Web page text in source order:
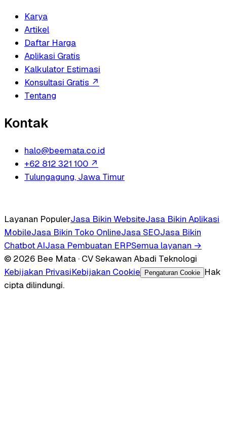
Karya
Artikel
Daftar Harga
Aplikasi Gratis
Kalkulator Estimasi
Konsultasi Gratis ↗
Tentang
Kontak
halo@beemata.co.id
+62 812 321 100 ↗
Tulungagung, Jawa Timur
Layanan PopulerJasa Bikin WebsiteJasa Bikin Aplikasi
MobileJasa Bikin Toko OnlineJasa SEOJasa Bikin
Chatbot AIJasa Pembuatan ERPSemua layanan →
© 2026 Bee Mata · CV Sekawan Abadi Teknologi
Kebijakan PrivasiKebijakan Cookie Pengaturan Cookie
Hak
cipta dilindungi.